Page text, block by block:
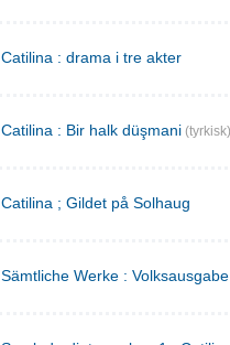
Catilina : drama i tre akter
Catilina : Bir halk düşmani (tyrkisk)
Catilina ; Gildet på Solhaug
Sämtliche Werke :